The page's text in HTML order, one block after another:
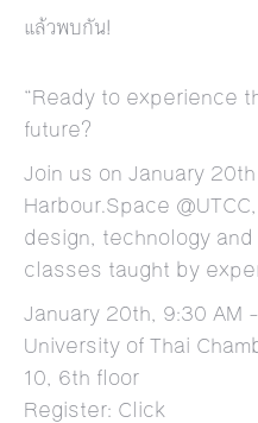
แล้วพบกัน!
“Ready to experience
future?
Join us on January
Harbour.Space
design, technology
classes taught by
January 20th, 9:30 AM
University of Thai
10, 6th floor
Register: Click